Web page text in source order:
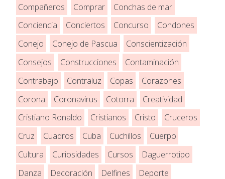
Compañeros
Comprar
Conchas de mar
Conciencia
Conciertos Concurso
Condones
Conejo
Conejo de Pascua
Conscientización
Consejos
Construcciones
Contaminación
Contrabajo
Contraluz Copas
Corazones
Corona
Coronavirus Cotorra
Creatividad
Cristiano Ronaldo
Cristianos Cristo
Cruceros
Cruz
Cuadros Cuba Cuchillos
Cuerpo
Cultura
Curiosidades Cursos
Daguerrotipo
Danza
Decoración Delfines
Deporte